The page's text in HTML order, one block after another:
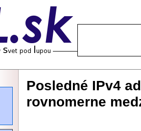
Posledné IPv4
rovnomerne